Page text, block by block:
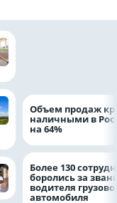
Объем продаж
наличными в
на 64%
Более 130
боролись за
водителя
автомобиля